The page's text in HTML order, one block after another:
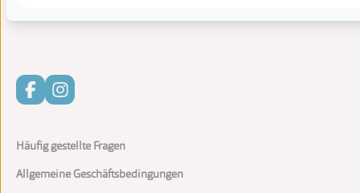
Häufig gestellte Fragen
Allgemeine Geschäftsbedingungen